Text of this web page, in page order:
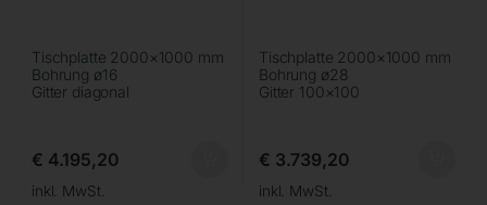
Tischplatte 2000×1000 mm
Bohrung ø16
Gitter diagonal
€ 4.195,20
inkl. MwSt.
Tischplatte 2000×1000 mm
Bohrung ø28
Gitter 100×100
€ 3.739,20
inkl. MwSt.